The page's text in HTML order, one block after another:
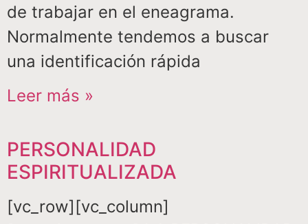
de trabajar en el eneagrama.
Normalmente tendemos a buscar
una identificación rápida
Leer más »
PERSONALIDAD
ESPIRITUALIZADA
[vc_row][vc_column]